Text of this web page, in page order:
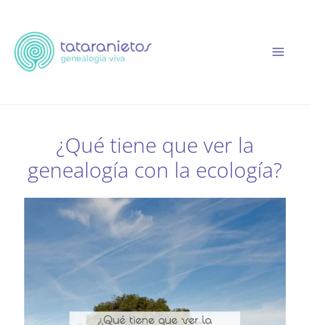
contenido
¿Qué tiene que ver la
genealogía con la ecología?